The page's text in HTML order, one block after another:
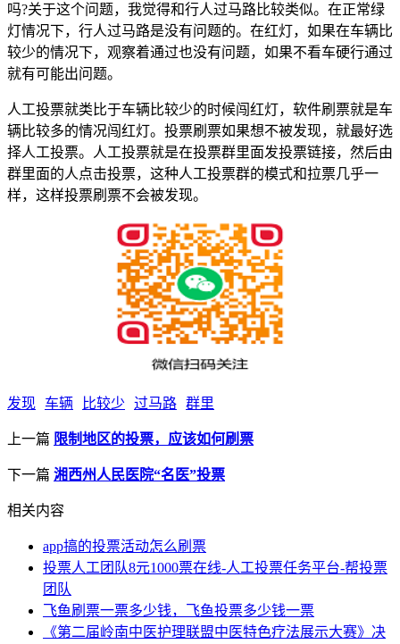
吗?关于这个问题，我觉得和行人过马路比较类似。在正常绿
灯情况下，行人过马路是没有问题的。在红灯，如果在车辆比
较少的情况下，观察着通过也没有问题，如果不看车硬行通过
就有可能出问题。
人工投票就类比于车辆比较少的时候闯红灯，软件刷票就是车
辆比较多的情况闯红灯。投票刷票如果想不被发现，就最好选
择人工投票。人工投票就是在投票群里面发投票链接，然后由
群里面的人点击投票，这种人工投票群的模式和拉票几乎一
样，这样投票刷票不会被发现。
发现 车辆 比较少 过马路 群里
上一篇 限制地区的投票，应该如何刷票
下一篇 湘西州人民医院“名医”投票
相关内容
app搞的投票活动怎么刷票
投票人工团队8元1000票在线-人工投票任务平台-帮投票
团队
飞鱼刷票一票多少钱，飞鱼投票多少钱一票
《第二届岭南中医护理联盟中医特色疗法展示大赛》决